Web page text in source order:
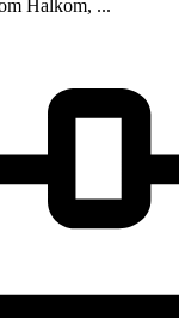
Halkom, ...